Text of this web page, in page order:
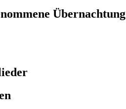
Übernachtung